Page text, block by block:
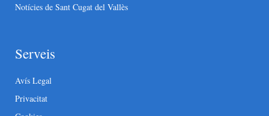
Notícies de Sant Cugat del Vallès
Serveis
Avís Legal
Privacitat